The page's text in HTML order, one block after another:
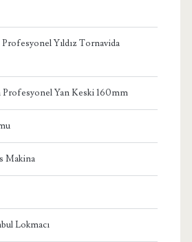
Yıldız Tornavida
Yan Keski 160mm
Makina
Lokmacı